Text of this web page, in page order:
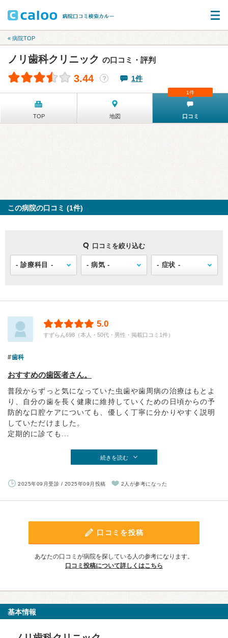
« 病院TOP
ノリ歯科クリニック の口コミ・評判
3.44 ？ 1件
TOP 地図 口コミ
1件
この病院の口コミ (1件)
口コミを絞り込む
5.0
すずらん698（本人・50代・男性・掲載口コミ1件）
歯科
おすすめの歯医者さん。
普段からずっと気になっていた虫歯や歯周病の治療はもとよ
り、自分の歯を長く健康に維持していくための日頃からの予
防的な口腔ケアについても、優しく丁寧に分かりやすく説明
していただけました。
定期的に診ても...
続きを読む
2025年09月受診 / 2025年09月投稿 2人が参考になった
口コミを投稿
あなたの口コミが病院を探している人の参考になります。
口コミ投稿について詳しくはこちら
基本情報